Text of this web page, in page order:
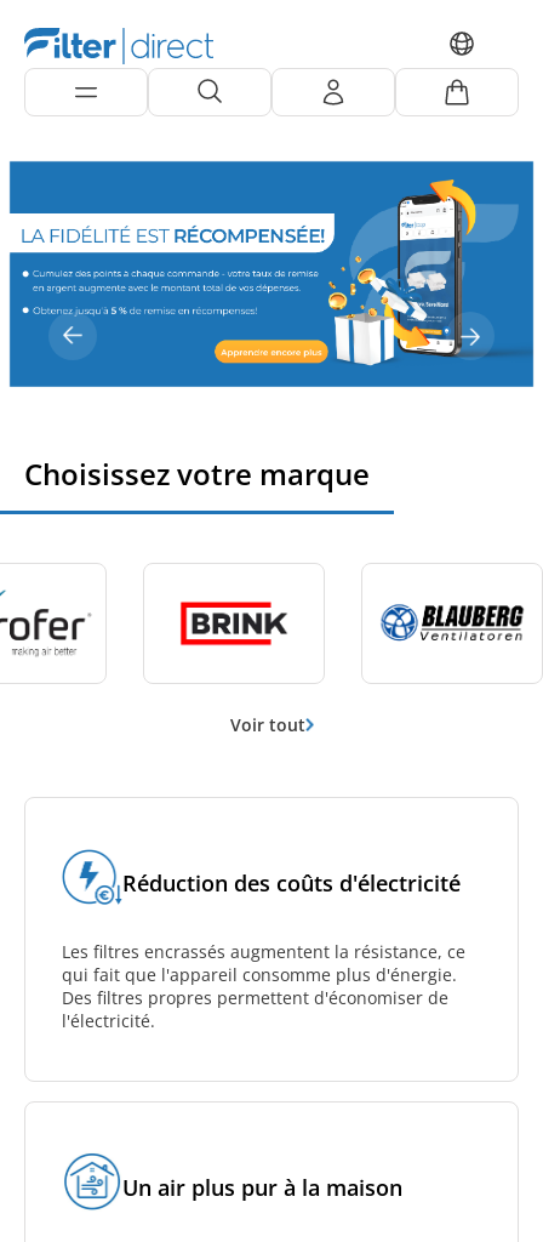
Choisissez votre marque
Voir tout
Réduction des coûts d'électricité
Les filtres encrassés augmentent la résistance, ce
qui fait que l'appareil consomme plus d'énergie.
Des filtres propres permettent d'économiser de
l'électricité.
Un air plus pur à la maison